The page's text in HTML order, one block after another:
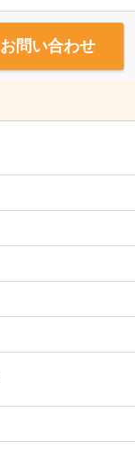
お問い合わせ